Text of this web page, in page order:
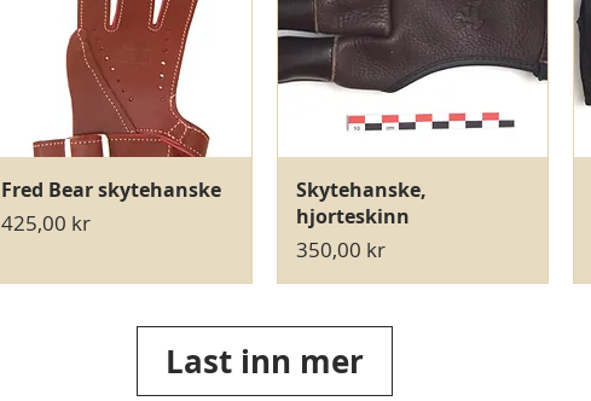
Hurtigvisning
Fred Bear skytehanske
Pris
425,00 kr
Hurtigvisning
Skytehanske,
hjorteskinn
Pris
350,00 kr
Last inn mer